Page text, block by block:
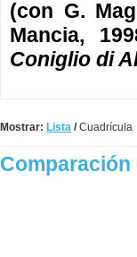
(con G.
Mancia,
Coniglio di
Mostrar: Lista /Cuadrícula